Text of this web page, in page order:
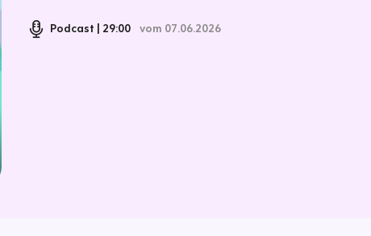
Podcast 29:00 vom 07.06.2026